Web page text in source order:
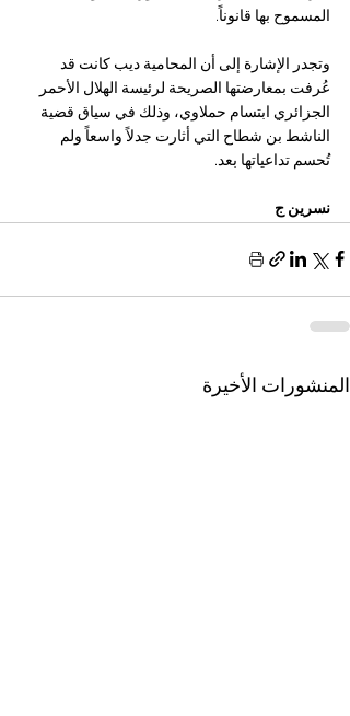
المسموح بها قانوناً.
وتجدر الإشارة إلى أن المحامية ديب كانت قد
عُرفت بمعارضتها الصريحة لرئيسة الهلال الأحمر
الجزائري ابتسام حملاوي، وذلك في سياق قضية
الناشط بن شطاح التي أثارت جدلاً واسعاً ولم
تُحسم تداعياتها بعد.
نسرين ج
المنشورات الأخيرة